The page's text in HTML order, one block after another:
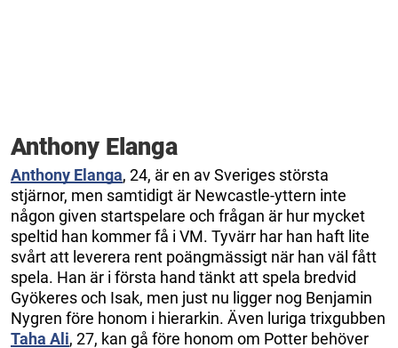
Anthony Elanga
Anthony Elanga, 24, är en av Sveriges största
stjärnor, men samtidigt är Newcastle-yttern inte
någon given startspelare och frågan är hur mycket
speltid han kommer få i VM. Tyvärr har han haft lite
svårt att leverera rent poängmässigt när han väl fått
spela. Han är i första hand tänkt att spela bredvid
Gyökeres och Isak, men just nu ligger nog Benjamin
Nygren före honom i hierarkin. Även luriga trixgubben
Taha Ali, 27, kan gå före honom om Potter behöver